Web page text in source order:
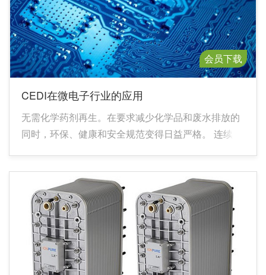
会员下载
CEDI在微电子行业的应用
无需化学药剂再生。在要求减少化学品和废水排放的
同时，环保、健康和安全规范变得日益严格。 连续生